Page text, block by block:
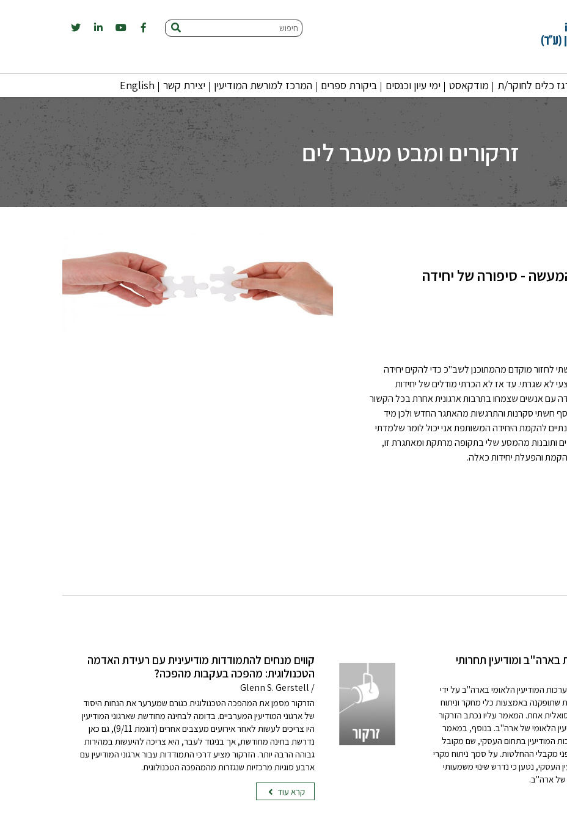
חיפוש
כלים לחוקר/ת מודקאסט ימי עיון וכנסים ביקורת ספרים המרכז למורשת המודיעין יצירת קשר English
זרקורים ומבט מעבר לים
- סיפורה של יחידה
לחזור מוקדם מהמתוכנן לשב"כ כדי להקים יחידה
לא שגרתי. עד אז לא הכרתי מודלים של יחידות
עם אנשים שצמחו בתרבות ארגונית אחרת בכל הקשור
חשתי סקרנות והתרגשות מהאתגר החדש ולכן מיד
להקמת היחידה המשותפת אני יכול לומר שלמדתי
ותובנות מהמסע שלי בתקופה מרתקת ומאתגרת זו,
והפעלת יחידות כאלה.
בארה"ב ומודיעין תחרותי
המודיעין הלאומי בארה"ב על ידי
שתופקנה באמצעות כלי מחקר וניתוח
אחת. המאמר עליו נכתב הזרקור
הלאומי של ארה"ב. בנוסף, במאמר
המודיעין בתחום העסקי, שם מקובל
מקבלי ההחלטות. על סמך ניתוח מקרי
העסקי, נטען כי נדרש שינוי משמעותי
של ארה"ב.
קווים מנחים להתמודדות מודיעינית עם רעידת האדמה
הטכנולוגית: מהפכה בעקבות מהפכה?
/ Glenn S. Gerstell
הזרקור מסמן את המהפכה הטכנולוגית כגורם שמערער את הנחות היסוד
של ארגוני המודיעין המערביים. בדומה לבחינה מחודשת שארגוני המודיעין
היו צריכים לעשות לאחר אירועים מעצבים אחרים (דוגמת 9/11), גם כאן
נדרשת בחינה מחודשת, אך בניגוד לעבר, היא צריכה להיעשות במהירות
גבוהה הרבה יותר. הזרקור מציע דרכי התמודדות עבור ארגוני המודיעין עם
ארבע סוגיות מרכזיות שנגזרות מהמהפכה הטכנולוגית.
קרא עוד